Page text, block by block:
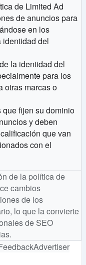
de Limited Ad
de anuncios para
en los
identidad del
la identidad del
para los
otras marcas o
fijen su dominio
y deben
que van
con el
de la política de
cambios
de los
lo que la convierte
de SEO
Advertiser